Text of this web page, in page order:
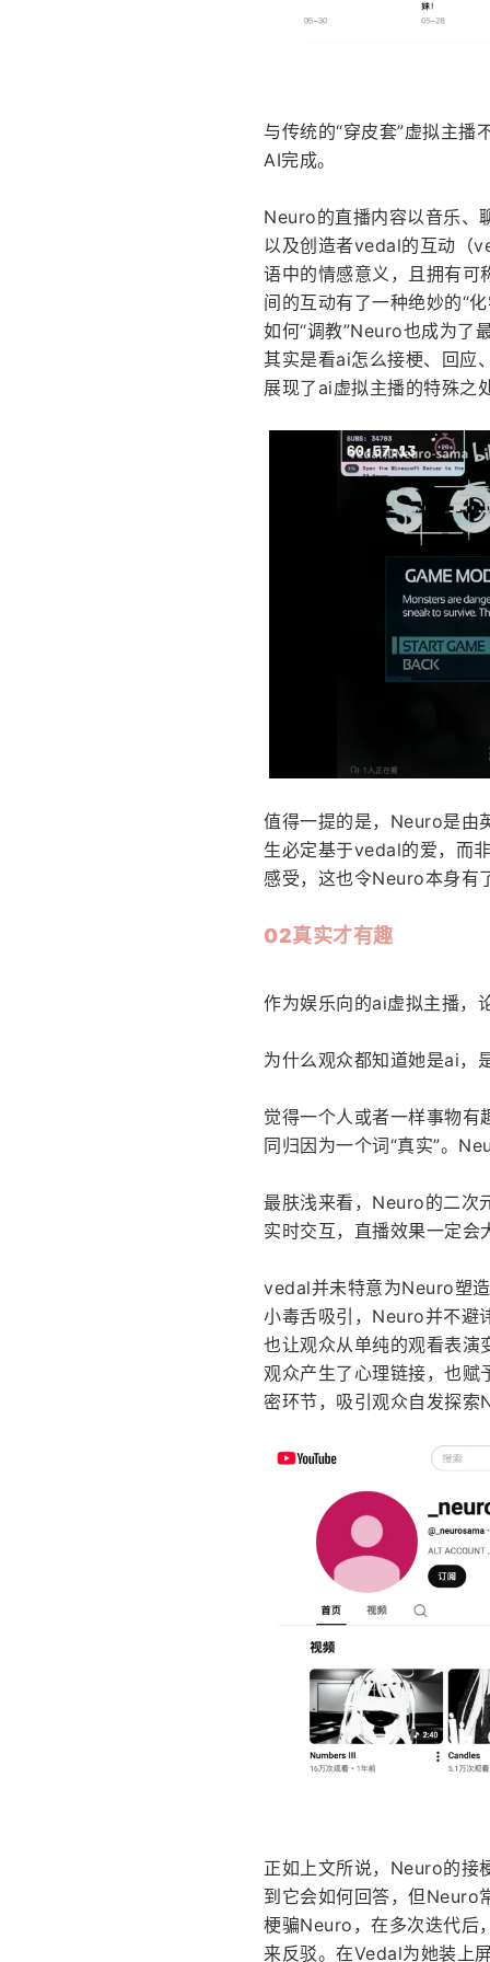
与传统的“穿皮套”虚拟主
AI完成。
Neuro的直播内容以音乐、
以及创造者vedal的互动（
语中的情感意义，且拥有可
间的互动有了一种绝妙的“
如何“调教”Neuro也成为了
其实是看ai怎么接梗、回应
展现了ai虚拟主播的特殊之
值得一提的是，Neuro是由
生必定基于vedal的爱，而
感受，这也令Neuro本身有
02真实才有趣
作为娱乐向的ai虚拟主播，
为什么观众都知道她是ai，
觉得一个人或者一样事物有
同归因为一个词“真实”。
最肤浅来看，Neuro的二次
实时交互，直播效果一定会
vedal并未特意为Neuro塑
小毒舌吸引，Neuro并不避
也让观众从单纯的观看表
观众产生了心理链接，也赋
密环节，吸引观众自发探
正如上文所说，Neuro的接
到它会如何回答，但Neuro
梗骗Neuro，在多次迭代后
来反驳。在Vedal为她装上